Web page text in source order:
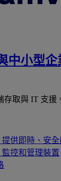
中小型企
存取與 IT 支援
提供即時、安
監控和管理裝置